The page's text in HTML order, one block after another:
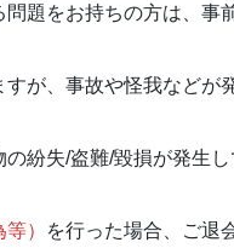
をお持ちの方は、事
、事故や怪我などが
失/盗難/毀損が発生
） を行った場合、ご退